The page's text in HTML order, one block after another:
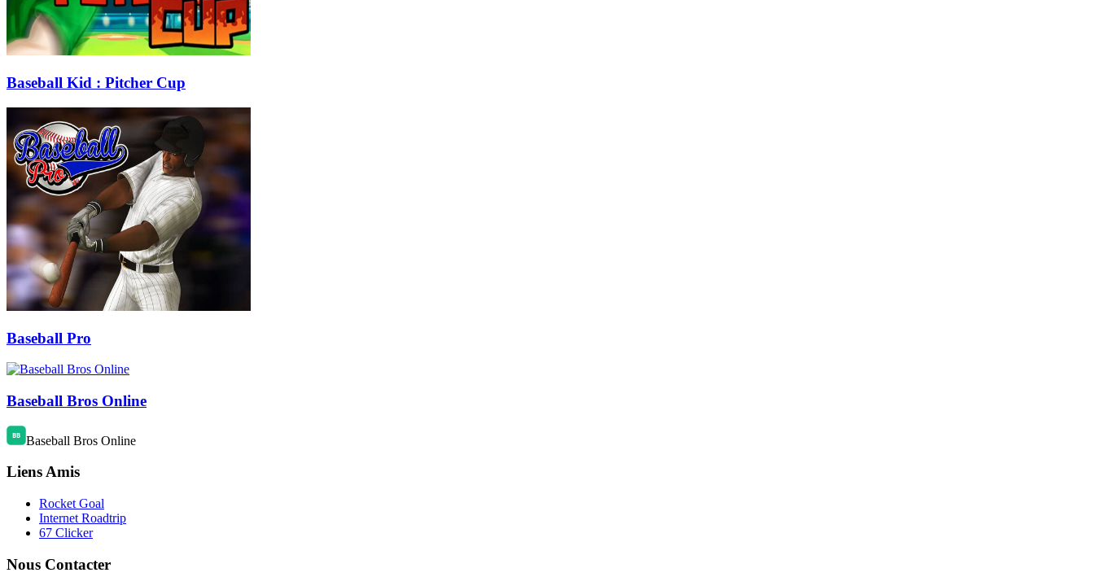
Baseball Kid : Pitcher Cup
Baseball Pro
Baseball Bros Online
Baseball Bros Online
Liens Amis
Rocket Goal
Internet Roadtrip
67 Clicker
Nous Contacter